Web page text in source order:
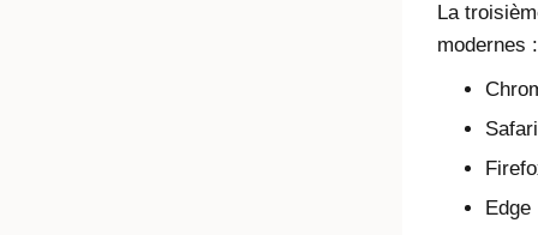
La
modernes :
Safari
Edge